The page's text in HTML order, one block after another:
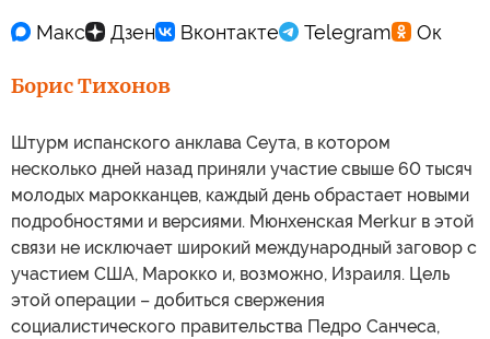
Борис Тихонов
Штурм испанского анклава Сеута, в котором
несколько дней назад приняли участие свыше 60 тысяч
молодых марокканцев, каждый день обрастает новыми
подробностями и версиями. Мюнхенская Merkur в этой
связи не исключает широкий международный заговор с
участием США, Марокко и, возможно, Израиля. Цель
этой операции – добиться свержения
социалистического правительства Педро Санчеса,